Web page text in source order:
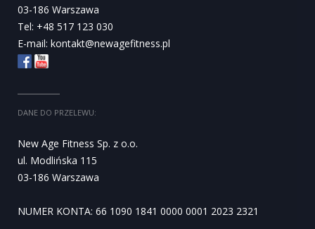
03-186 Warszawa
Tel: +48 517 123 030
E-mail: kontakt@newagefitness.pl
DANE DO PRZELEWU:
New Age Fitness Sp. z o.o.
ul. Modlińska 115
03-186 Warszawa
NUMER KONTA: 66 1090 1841 0000 0001 2023 2321